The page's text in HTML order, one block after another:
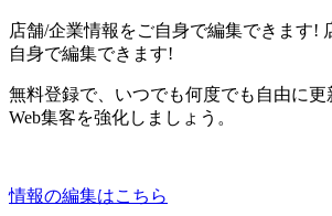
店舗/企業情報をご自身で編集できます!
自身で編集できます!
無料登録で、いつでも何度でも自由に更
Web集客を強化しましょう。
情報の編集はこちら